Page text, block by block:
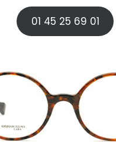
01 45 25 69 01